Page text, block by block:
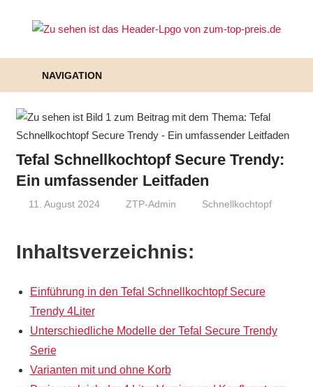
–
NAVIGATION
Tefal Schnellkochtopf Secure Trendy:
Ein umfassender Leitfaden
11. August 2024 ZTP-Admin Schnellkochtopf
Inhaltsverzeichnis:
Einführung in den Tefal Schnellkochtopf Secure
Trendy 4Liter
Unterschiedliche Modelle der Tefal Secure Trendy
Serie
Varianten mit und ohne Korb